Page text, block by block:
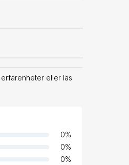
eller läs
0%
0%
0%